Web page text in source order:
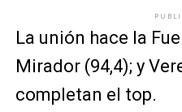
La unión hace la
Mirador (94,4); y
completan el top.